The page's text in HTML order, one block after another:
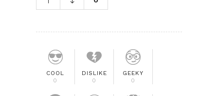
COOL
0
DISLIKE
0
GEEKY
0